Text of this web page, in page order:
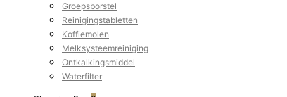
Groepsborstel
Reinigingstabletten
Koffiemolen
Melksysteemreiniging
Ontkalkingsmiddel
Waterfilter